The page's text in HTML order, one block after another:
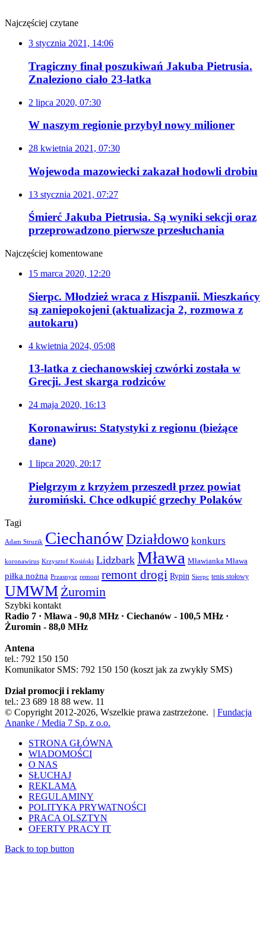
Najczęściej czytane
3 stycznia 2021, 14:06
Tragiczny finał poszukiwań Jakuba Pietrusia.
Znaleziono ciało 23-latka
2 lipca 2020, 07:30
W naszym regionie przybył nowy milioner
28 kwietnia 2021, 07:30
Wojewoda mazowiecki zakazał hodowli drobiu
13 stycznia 2021, 07:27
Śmierć Jakuba Pietrusia. Są wyniki sekcji oraz
przeprowadzono pierwsze przesłuchania
Najczęściej komentowane
15 marca 2020, 12:20
Sierpc. Młodzież wraca z Hiszpanii. Mieszkańcy
są zaniepokojeni (aktualizacja 2, rozmowa z
autokaru)
4 kwietnia 2024, 05:08
13-latka z ciechanowskiej czwórki została w
Grecji. Jest skarga rodziców
24 maja 2020, 16:13
Koronawirus: Statystyki z regionu (bieżące
dane)
1 lipca 2020, 20:17
Pielgrzym z krzyżem przeszedł przez powiat
żuromiński. Chce odkupić grzechy Polaków
Tagi
Adam Struzik CiechanówDziałdowo konkurs
koronawirus Krzysztof Kosiński Lidzbark Mława Mławianka Mława
piłka nożna Przasnysz remont remont drogi Rypin Sierpc tenis stołowy
UMWM Żuromin
Szybki kontakt
Radio 7 · Mława - 90,8 MHz · Ciechanów - 100,5 MHz ·
Żuromin - 88,0 MHz
Antena
tel.: 792 150 150
Komunikator SMS: 792 150 150 (koszt jak za zwykły SMS)
Dział promocji i reklamy
tel.: 23 689 18 88 wew. 11
© Copyright 2012-2026, Wszelkie prawa zastrzeżone. | Fundacja
Ananke / Media 7 Sp. z o.o.
STRONA GŁÓWNA
WIADOMOŚCI
O NAS
SŁUCHAJ
REKLAMA
REGULAMINY
POLITYKA PRYWATNOŚCI
PRACA OLSZTYN
OFERTY PRACY IT
Back to top button